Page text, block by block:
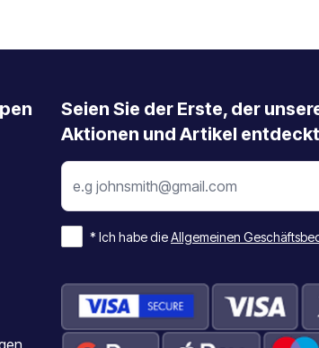
Seien Sie der Erste, der
Aktionen und Artikel entdeckt
* Ich habe dieAllgemeinen